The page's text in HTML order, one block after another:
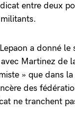
entre deux
a donné le
Martinez de
» que dans
des
ne tranchent